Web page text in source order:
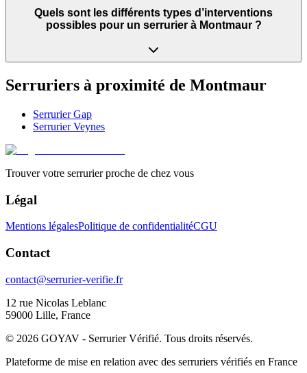
Quels sont les différents types d’interventions
possibles pour un serrurier à Montmaur ?
Serruriers à proximité de Montmaur
SerrurierGap
SerrurierVeynes
Trouver votre serrurier proche de chez vous
Légal
Mentions légalesPolitique de confidentialitéCGU
Contact
contact@serrurier-verifie.fr
12 rue Nicolas Leblanc
59000 Lille, France
© 2026 GOYAV - Serrurier Vérifié. Tous droits réservés.
Plateforme de mise en relation avec des serruriers vérifiés en France